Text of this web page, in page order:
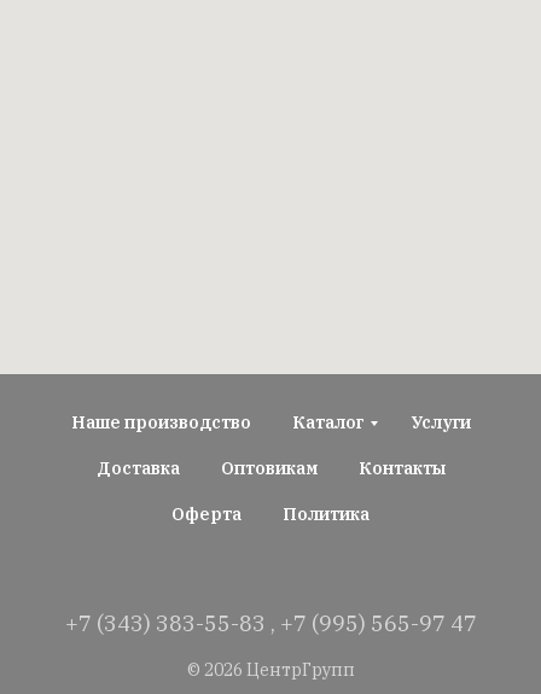
Наше производство Каталог Услуги
Доставка Оптовикам Контакты
Оферта Политика
+7 (343) 383-55-83 , +7 (995) 565-97 47
© 2026 ЦентрГрупп